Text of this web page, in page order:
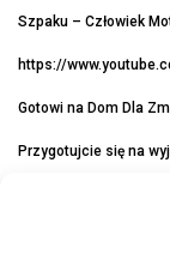
Szpaku – Człowiek
https://
Gotowi na Dom Dla
Przygotujcie się na